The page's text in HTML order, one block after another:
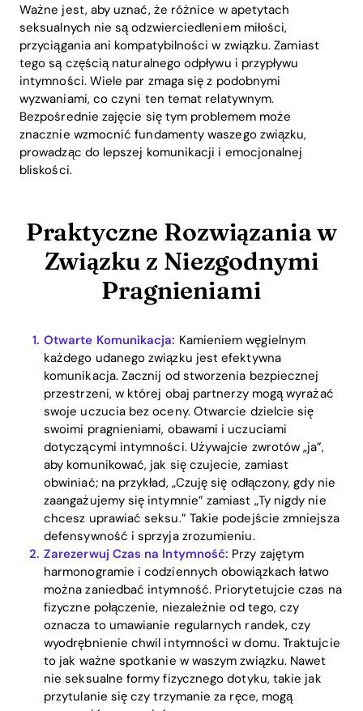
Home
Ważne jest, aby uznać, że różnice w apetytach
seksualnych nie są odzwierciedleniem miłości,
przyciągania ani kompatybilności w związku. Zamiast
tego są częścią naturalnego odpływu i przypływu
intymności. Wiele par zmaga się z podobnymi
wyzwaniami, co czyni ten temat relatywnym.
Bezpośrednie zajęcie się tym problemem może
znacznie wzmocnić fundamenty waszego związku,
prowadząc do lepszej komunikacji i emocjonalnej
bliskości.
Praktyczne Rozwiązania w
Związku z Niezgodnymi
Pragnieniami
Otwarte Komunikacja: Kamieniem węgielnym
każdego udanego związku jest efektywna
komunikacja. Zacznij od stworzenia bezpiecznej
przestrzeni, w której obaj partnerzy mogą wyrażać
swoje uczucia bez oceny. Otwarcie dzielcie się
swoimi pragnieniami, obawami i uczuciami
dotyczącymi intymności. Używajcie zwrotów „ja”,
aby komunikować, jak się czujecie, zamiast
obwiniać; na przykład, „Czuję się odłączony, gdy nie
zaangażujemy się intymnie” zamiast „Ty nigdy nie
chcesz uprawiać seksu.” Takie podejście zmniejsza
defensywność i sprzyja zrozumieniu.
Zarezerwuj Czas na Intymność: Przy zajętym
harmonogramie i codziennych obowiązkach łatwo
można zaniedbać intymność. Priorytetujcie czas na
fizyczne połączenie, niezależnie od tego, czy
oznacza to umawianie regularnych randek, czy
wyodrębnienie chwil intymności w domu. Traktujcie
to jak ważne spotkanie w waszym związku. Nawet
nie seksualne formy fizycznego dotyku, takie jak
przytulanie się czy trzymanie za ręce, mogą